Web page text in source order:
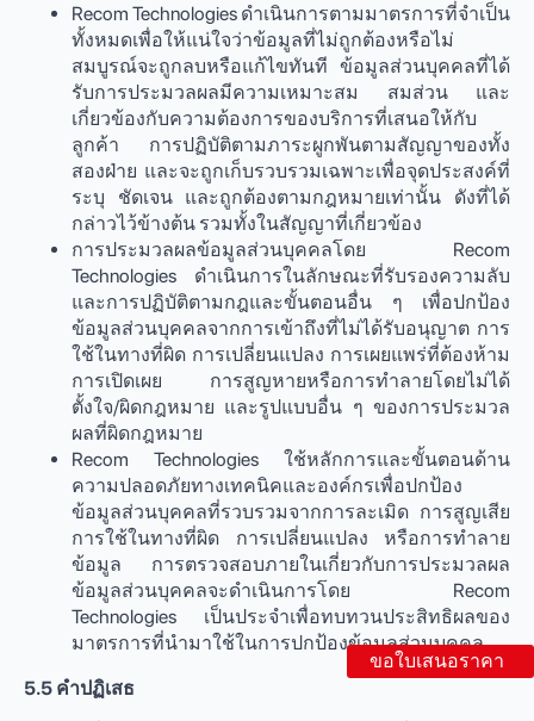
ขอใบเสนอราคา
Recom Technologies ดำเนินการตามมาตรการที่จำเป็น
ทั้งหมดเพื่อให้แน่ใจว่าข้อมูลที่ไม่ถูกต้องหรือไม่
สมบูรณ์จะถูกลบหรือแก้ไขทันที ข้อมูลส่วนบุคคลที่ได้
รับการประมวลผลมีความเหมาะสม สมส่วน และ
เกี่ยวข้องกับความต้องการของบริการที่เสนอให้กับ
ลูกค้า การปฏิบัติตามภาระผูกพันตามสัญญาของทั้ง
สองฝ่าย และจะถูกเก็บรวบรวมเฉพาะเพื่อจุดประสงค์ที่
ระบุ ชัดเจน และถูกต้องตามกฎหมายเท่านั้น ดังที่ได้
กล่าวไว้ข้างต้น รวมทั้งในสัญญาที่เกี่ยวข้อง
การประมวลผลข้อมูลส่วนบุคคลโดย Recom
Technologies ดำเนินการในลักษณะที่รับรองความลับ
และการปฏิบัติตามกฎและขั้นตอนอื่น ๆ เพื่อปกป้อง
ข้อมูลส่วนบุคคลจากการเข้าถึงที่ไม่ได้รับอนุญาต การ
ใช้ในทางที่ผิด การเปลี่ยนแปลง การเผยแพร่ที่ต้องห้าม
การเปิดเผย การสูญหายหรือการทำลายโดยไม่ได้
ตั้งใจ/ผิดกฎหมาย และรูปแบบอื่น ๆ ของการประมวล
ผลที่ผิดกฎหมาย
Recom Technologies ใช้หลักการและขั้นตอนด้าน
ความปลอดภัยทางเทคนิคและองค์กรเพื่อปกป้อง
ข้อมูลส่วนบุคคลที่รวบรวมจากการละเมิด การสูญเสีย
การใช้ในทางที่ผิด การเปลี่ยนแปลง หรือการทำลาย
ข้อมูล การตรวจสอบภายในเกี่ยวกับการประมวลผล
ข้อมูลส่วนบุคคลจะดำเนินการโดย Recom
Technologies เป็นประจำเพื่อทบทวนประสิทธิผลของ
มาตรการที่นำมาใช้ในการปกป้องข้อมูลส่วนบุคคล
5.5 คําปฏิเสธ